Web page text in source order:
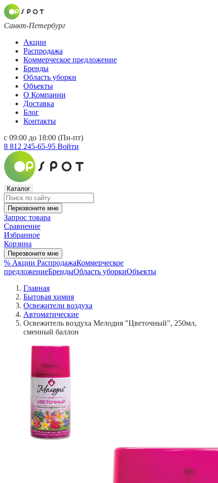
Санкт-Петербург
Акции
Распродажа
Коммерческое предложение
Бренды
Область уборки
Объекты
О Компании
Доставка
Блог
Контакты
с 09:00 до 18:00 (Пн-пт)
8 812 245-65-95 Войти
Каталог
Перезвоните мне
Запрос товара
Сравнение
Избранное
Корзина
Перезвоните мне
% Акции РаспродажаКоммерческое
предложениеБрендыОбласть уборкиОбъекты
Главная
Бытовая химия
Освежители воздуха
Автоматические
Освежитель воздуха Мелодия "Цветочный", 250мл,
сменный баллон